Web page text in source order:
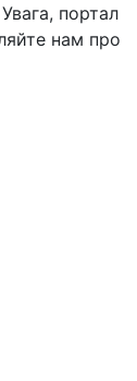
портал
нам про